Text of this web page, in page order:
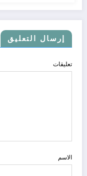
إرسال التعليق
تعليقات
الاسم